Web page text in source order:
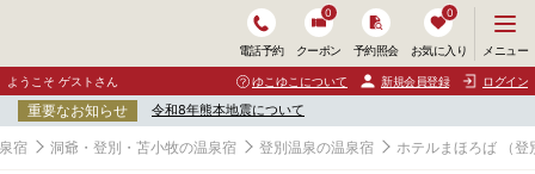
電話予約 クーポン
0
予約照会 お気に入り
0
ニ
ュ
ー
開
く
メニュー
ようこそ ゲストさん ゆこゆこについて 新規会員登録 ログイン
重要なお知らせ 令和8年熊本地震について
宿 洞爺・登別・苫小牧の温泉宿 登別温泉の温泉宿 ホテルまほろば （